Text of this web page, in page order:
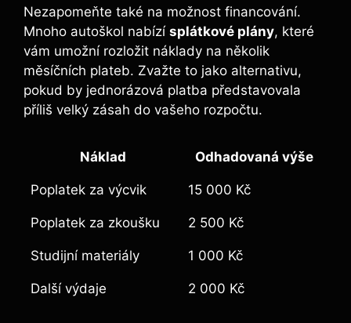
Nezapomeňte také na možnost financování.
Mnoho autoškol‍ nabízí splátkové plány, které
vám umožní rozložit náklady na několik
měsíčních plateb. Zvažte to jako alternativu,
pokud by jednorázová‌ platba představovala
příliš velký zásah‍ do vašeho rozpočtu.
Náklad Odhadovaná výše
Poplatek za výcvik 15 000 Kč
Poplatek za zkoušku 2 ‌500 Kč
Studijní ⁣materiály 1 000 Kč
Další výdaje 2 000 Kč